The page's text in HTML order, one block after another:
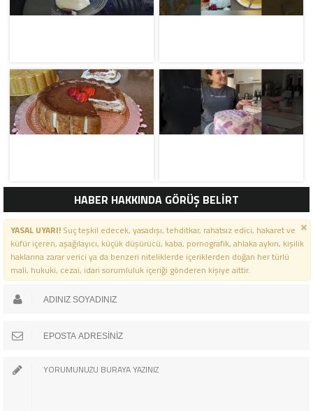
HABER HAKKINDA GÖRÜŞ BELİRT
YASAL UYARI!Suç teşkil edecek, yasadışı, tehditkar, rahatsız edici, hakaret ve
küfür içeren, aşağılayıcı, küçük düşürücü, kaba, pornografik, ahlaka aykırı, kişilik
haklarına zarar verici ya da benzeri niteliklerde içeriklerden doğan her türlü
mali, hukuki, cezai, idari sorumluluk içeriği gönderen kişiye aittir.